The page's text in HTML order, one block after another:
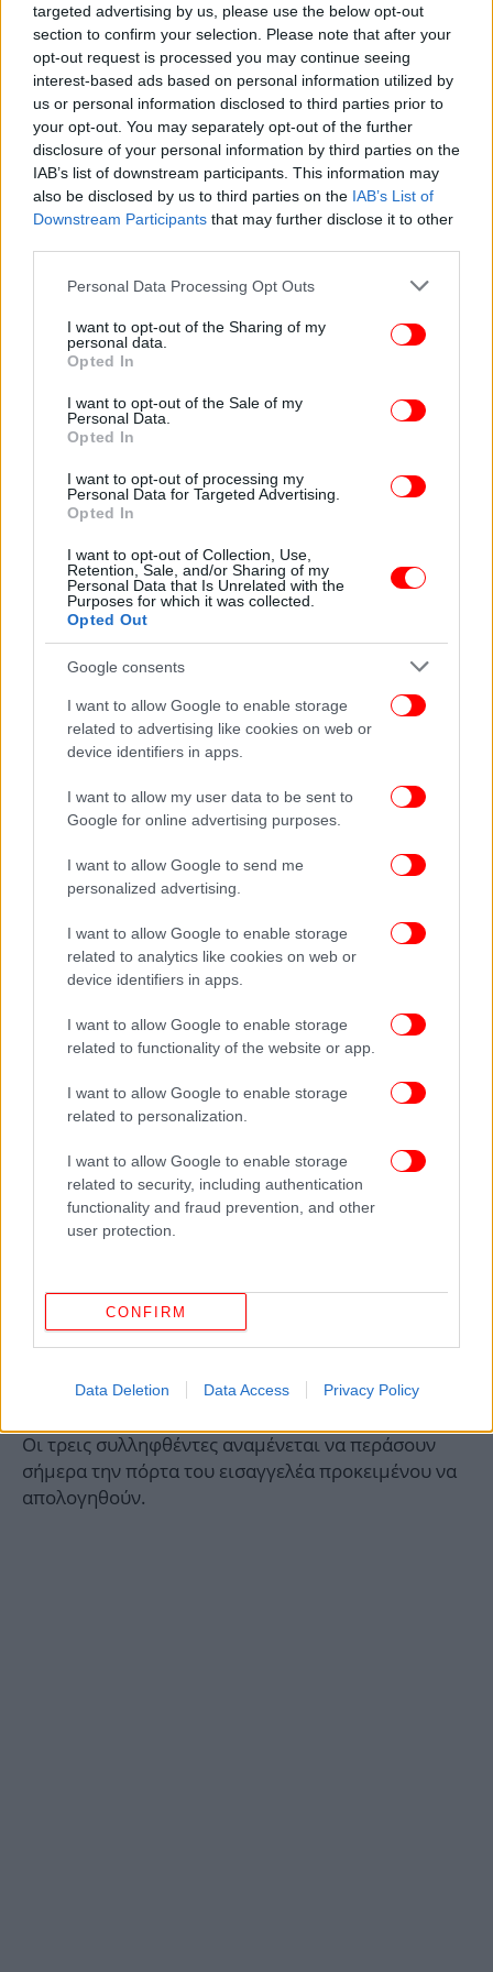
targeted advertising by us, please use the below opt-out
section to confirm your selection. Please note that after your
opt-out request is processed you may continue seeing
interest-based ads based on personal information utilized by
us or personal information disclosed to third parties prior to
your opt-out. You may separately opt-out of the further
disclosure of your personal information by third parties on the
IAB’s list of downstream participants. This information may
also be disclosed by us to third parties on the IAB’s List of
Downstream Participants that may further disclose it to other
Please note that this website/app uses one or more Google
not limited to your visit or usage behaviour. You may click to
grant or deny consent to Google and its third-party tags to
use your data for below specified purposes in below Google
consent section.
Personal Data Processing Opt Outs
I want to opt-out of the Sharing of my
personal data.
Opted In
I want to opt-out of the Sale of my
Personal Data.
Opted In
I want to opt-out of processing my
Personal Data for Targeted Advertising.
Opted In
I want to opt-out of Collection, Use,
Retention, Sale, and/or Sharing of my
Personal Data that Is Unrelated with the
Purposes for which it was collected.
Opted Out
Google consents
I want to allow Google to enable storage
related to advertising like cookies on web or
device identifiers in apps.
I want to allow my user data to be sent to
Google for online advertising purposes.
I want to allow Google to send me
personalized advertising.
I want to allow Google to enable storage
related to analytics like cookies on web or
device identifiers in apps.
I want to allow Google to enable storage
related to functionality of the website or app.
I want to allow Google to enable storage
related to personalization.
I want to allow Google to enable storage
related to security, including authentication
functionality and fraud prevention, and other
user protection.
CONFIRM
Data Deletion Data Access Privacy Policy
μηνύματαη Μυρτώ, η κυρία Δημογλίδου είπε: «Δεν
μας προκύπτει ακόμη, γιατί δεν έχει ολοκληρωθεί η
διαδικασία με την άρση».
«Δεν έχω καμία ευθύνη για ό,τι έγινε», λέει ο
23χρονος
Ο πατέρας της νεαρής, μιλώντας εκ νέου για
οργανωμένο σχέδιο, και υποστήριξε ότι ο 66χρονος
μπορεί να είναι ο «αρχηγός».
«Δεν έχω καμιά ευθύνη για ό,τι έγινε. Εγώ πήγα να
περάσω καλά», φέρεται ναείπε ο 23χρονοςκατά την
προφορική εξέτασή του από τους αστυνομικούς.
Όπως υποστήριξε: «Κάποια στιγμή, ενώ έλεγα στη
Μυρτώ να σταματήσει και να μην ξανακάνει άλλη
κόκα, γιατί της είπα ότι τη βλέπω να έχει πάθει λίγο
παράνοια».
19χρονη να βρει κοκαΐνη, αλλά και εκείνος που
καθυστέρησε να ενημερώσει το ΕΚΑΒ.
προσπάθησε να διαφύγει από το νησί.
Οι τρεις συλληφθέντες αναμένεται να περάσουν
σήμερα την πόρτα του εισαγγελέα προκειμένου να
απολογηθούν.